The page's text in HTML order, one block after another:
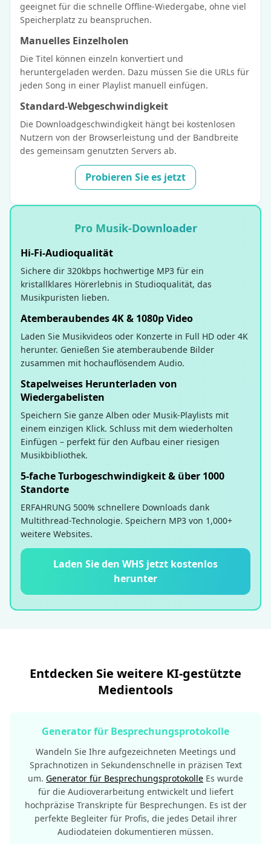
geeignet für die schnelle Offline-Wiedergabe, ohne viel
Speicherplatz zu beanspruchen.
Manuelles Einzelholen
Die Titel können einzeln konvertiert und
heruntergeladen werden. Dazu müssen Sie die URLs für
jeden Song in einer Playlist manuell einfügen.
Standard-Webgeschwindigkeit
Die Downloadgeschwindigkeit hängt bei kostenlosen
Nutzern von der Browserleistung und der Bandbreite
des gemeinsam genutzten Servers ab.
Probieren Sie es jetzt
Pro Musik-Downloader
Hi-Fi-Audioqualität
Sichere dir 320kbps hochwertige MP3 für ein
kristallklares Hörerlebnis in Studioqualität, das
Musikpuristen lieben.
Atemberaubendes 4K & 1080p Video
Laden Sie Musikvideos oder Konzerte in Full HD oder 4K
herunter. Genießen Sie atemberaubende Bilder
zusammen mit hochauflösendem Audio.
Stapelweises Herunterladen von
Wiedergabelisten
Speichern Sie ganze Alben oder Musik-Playlists mit
einem einzigen Klick. Schluss mit dem wiederholten
Einfügen – perfekt für den Aufbau einer riesigen
Musikbibliothek.
5-fache Turbogeschwindigkeit & über 1000
Standorte
ERFAHRUNG 500% schnellere Downloads dank
Multithread-Technologie. Speichern MP3 von 1,000+
weitere Websites.
Laden Sie den WHS jetzt kostenlos
herunter
Entdecken Sie weitere KI-gestützte
Medientools
Generator für Besprechungsprotokolle
Wandeln Sie Ihre aufgezeichneten Meetings und
Sprachnotizen in Sekundenschnelle in präzisen Text
um. Generator für Besprechungsprotokolle Es wurde
für die Audioverarbeitung entwickelt und liefert
hochpräzise Transkripte für Besprechungen. Es ist der
perfekte Begleiter für Profis, die jedes Detail ihrer
Audiodateien dokumentieren müssen.